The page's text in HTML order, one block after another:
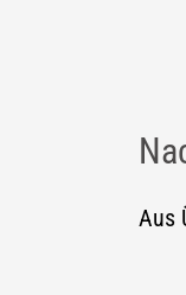
Aus